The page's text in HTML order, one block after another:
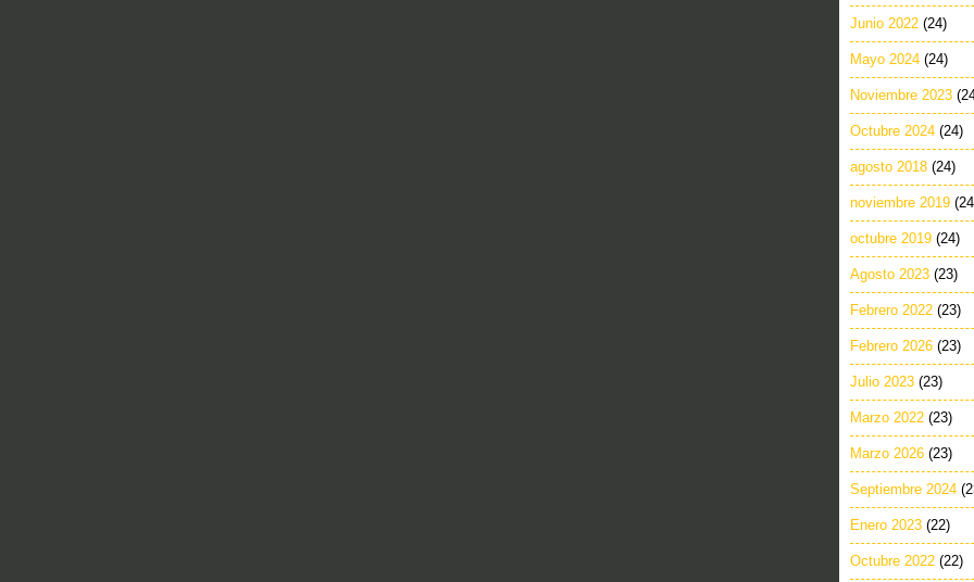
Junio 2022 (24)
Mayo 2024 (24)
Noviembre 2023
Octubre 2024 (24)
agosto 2018 (24)
noviembre 2019
octubre 2019 (24)
Agosto 2023 (23)
Febrero 2022 (23)
Febrero 2026 (23)
Julio 2023 (23)
Marzo 2022 (23)
Marzo 2026 (23)
Septiembre 2024
Enero 2023 (22)
Octubre 2022 (22)